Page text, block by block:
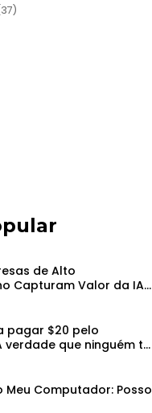
de Alto
Capturam Valor da IA
de Fluxos e
pagar $20 pelo
verdade que ninguém te
Meu Computador: Posso